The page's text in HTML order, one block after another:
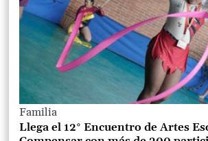
Familia
Llega el 12° Encuentro de Artes